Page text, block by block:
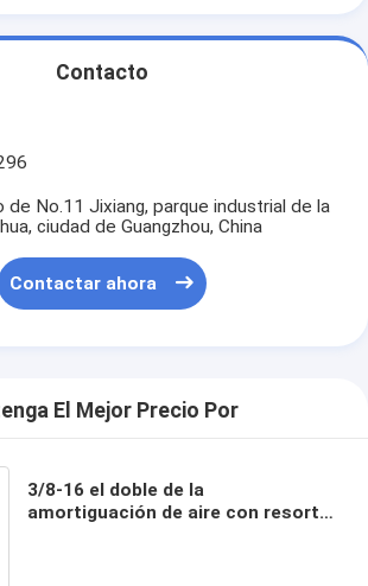
Contacto
de No.11 Jixiang, parque industrial de la
ciudad de Guangzhou, China
Contactar ahora
El Mejor Precio Por
3/8-16 el doble de la
amortiguación de aire con resorte